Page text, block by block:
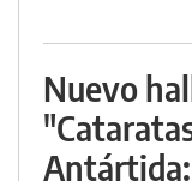
Nuevo
Antártida: